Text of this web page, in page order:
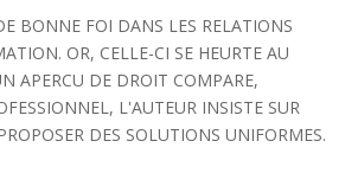
BONNE FOI DANS LES RELATIONS
OR, CELLE-CI SE HEURTE AU
APERCU DE DROIT COMPARE,
L'AUTEUR INSISTE SUR
DES SOLUTIONS UNIFORMES.